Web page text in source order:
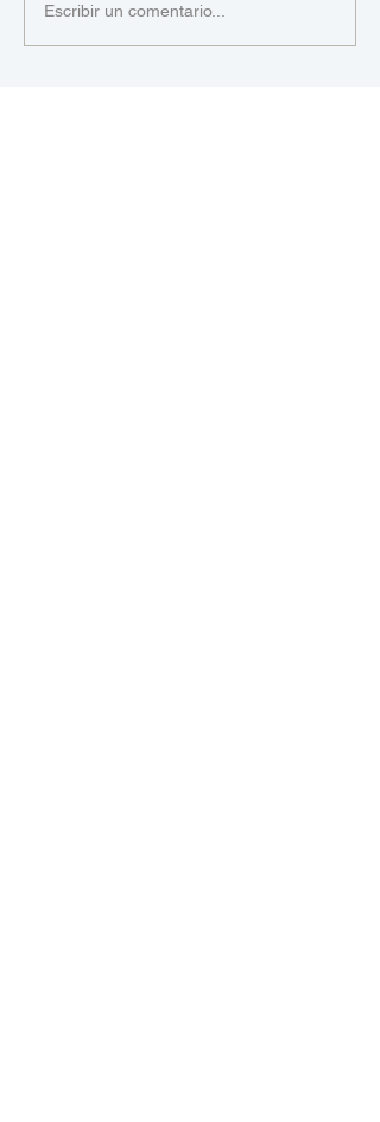
Escribir un comentario...